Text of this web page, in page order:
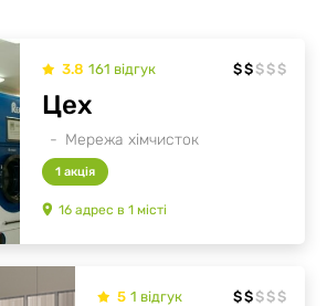
3.8 161 відгук $$ $ $ $
Мережа хімчисток
Цех
1 акція
16 адрес в 1 місті
5 1 відгук $$ $ $ $